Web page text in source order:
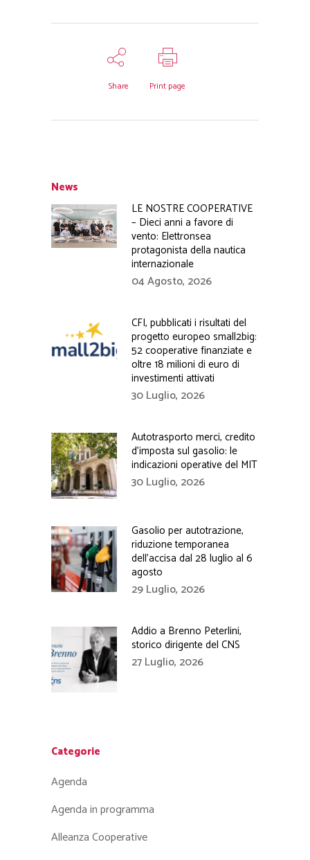
Share Print page
News
LE NOSTRE COOPERATIVE
– Dieci anni a favore di
vento: Elettronsea
protagonista della nautica
internazionale
04 Agosto, 2026
CFI, pubblicati i risultati del
progetto europeo small2big:
52 cooperative finanziate e
oltre 18 milioni di euro di
investimenti attivati
30 Luglio, 2026
Autotrasporto merci, credito
d’imposta sul gasolio: le
indicazioni operative del MIT
30 Luglio, 2026
Gasolio per autotrazione,
riduzione temporanea
dell’accisa dal 28 luglio al 6
agosto
29 Luglio, 2026
Addio a Brenno Peterlini,
storico dirigente del CNS
27 Luglio, 2026
Categorie
Agenda
Agenda in programma
Alleanza Cooperative